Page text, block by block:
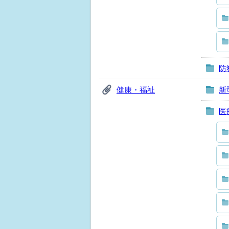
防
健康・福祉 新
医